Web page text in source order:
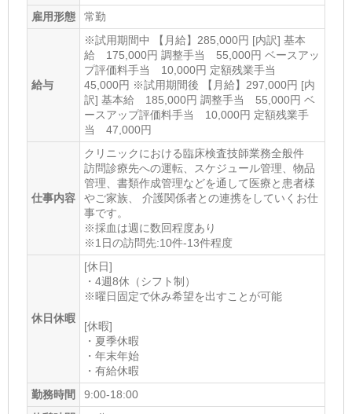
雇用形態
常勤
給与
※試用期間中 【月給】285,000円 [内訳] 基本
給 175,000円 調整手当 55,000円 ベースアッ
プ評価料手当 10,000円 定額残業手当
45,000円 ※試用期間後 【月給】297,000円 [内
訳] 基本給 185,000円 調整手当 55,000円 ベ
ースアップ評価料手当 10,000円 定額残業手
当 47,000円
仕事内容
クリニックにおける臨床検査技師業務全般件
訪問診療先への運転、スケジュール管理、物品
管理、書類作成管理などを通して医療と患者様
やご家族、 介護関係者との連携をしていくお仕
事です。
※採血は週に数回程度あり
※1日の訪問先:10件-13件程度
休日休暇
[休日]
・4週8休（シフト制）
※曜日固定で休み希望を出すことが可能
[休暇]
・夏季休暇
・年末年始
・有給休暇
勤務時間
9:00-18:00